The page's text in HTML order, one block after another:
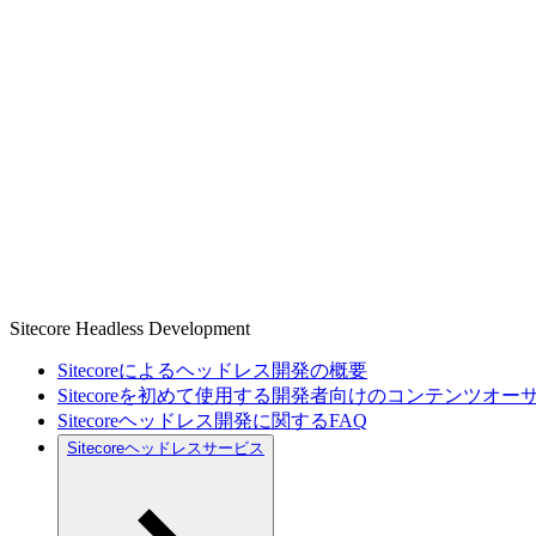
Sitecore Headless Development
Sitecoreによるヘッドレス開発の概要
Sitecoreを初めて使用する開発者向けのコンテンツオー
Sitecoreヘッドレス開発に関するFAQ
Sitecoreヘッドレスサービス